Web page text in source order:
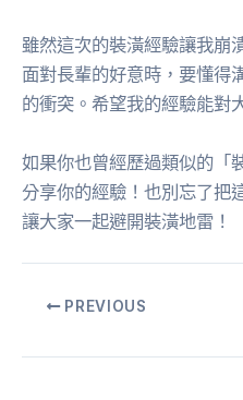
雖然這次的裝潢經驗讓我崩
面對長輩的好意時，要懂得
的衝突。希望我的經驗能對
如果你也曾經歷過類似的「
分享你的經驗！也別忘了把
讓大家一起避開裝潢地雷！
PREVIOUS